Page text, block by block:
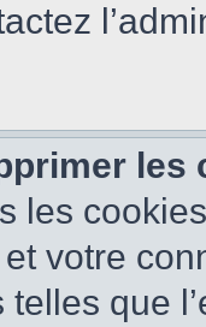
les
les
votre
que